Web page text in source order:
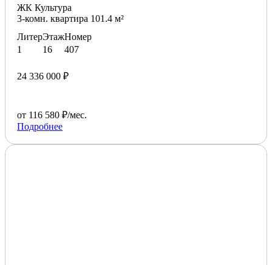
ЖК Культура
3-комн. квартира 101.4 м²
Литер
1
Этаж
16
Номер
407
24 336 000 ₽
от 116 580 ₽/мес.
Подробнее